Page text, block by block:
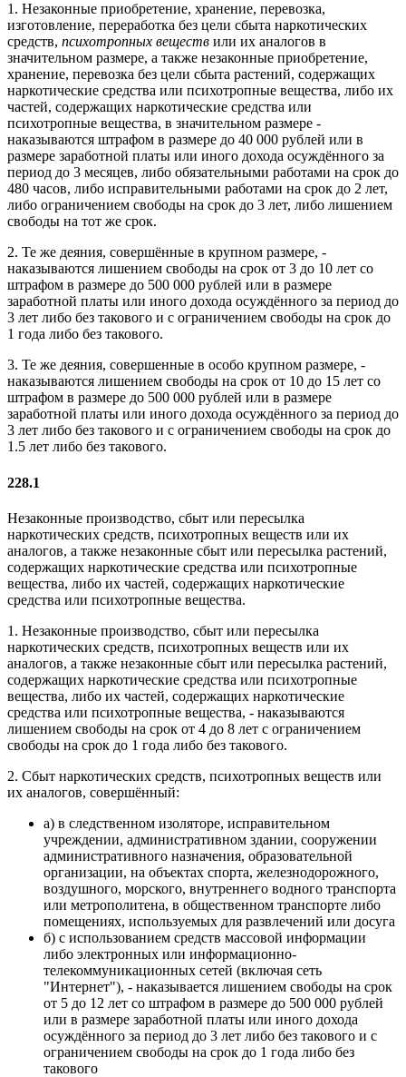
1. Незаконные приобретение, хранение, перевозка,
изготовление, переработка без цели сбыта наркотических
средств, психотропных веществ или их аналогов в
значительном размере, а также незаконные приобретение,
хранение, перевозка без цели сбыта растений, содержащих
наркотические средства или психотропные вещества, либо их
частей, содержащих наркотические средства или
психотропные вещества, в значительном размере -
наказываются штрафом в размере до 40 000 рублей или в
размере заработной платы или иного дохода осуждённого за
период до 3 месяцев, либо обязательными работами на срок до
480 часов, либо исправительными работами на срок до 2 лет,
либо ограничением свободы на срок до 3 лет, либо лишением
свободы на тот же срок.
2. Те же деяния, совершённые в крупном размере, -
наказываются лишением свободы на срок от 3 до 10 лет со
штрафом в размере до 500 000 рублей или в размере
заработной платы или иного дохода осуждённого за период до
3 лет либо без такового и с ограничением свободы на срок до
1 года либо без такового.
3. Те же деяния, совершенные в особо крупном размере, -
наказываются лишением свободы на срок от 10 до 15 лет со
штрафом в размере до 500 000 рублей или в размере
заработной платы или иного дохода осуждённого за период до
3 лет либо без такового и с ограничением свободы на срок до
1.5 лет либо без такового.
228.1
Незаконные производство, сбыт или пересылка
наркотических средств, психотропных веществ или их
аналогов, а также незаконные сбыт или пересылка растений,
содержащих наркотические средства или психотропные
вещества, либо их частей, содержащих наркотические
средства или психотропные вещества.
1. Незаконные производство, сбыт или пересылка
наркотических средств, психотропных веществ или их
аналогов, а также незаконные сбыт или пересылка растений,
содержащих наркотические средства или психотропные
вещества, либо их частей, содержащих наркотические
средства или психотропные вещества, - наказываются
лишением свободы на срок от 4 до 8 лет с ограничением
свободы на срок до 1 года либо без такового.
2. Сбыт наркотических средств, психотропных веществ или
их аналогов, совершённый:
а) в следственном изоляторе, исправительном
учреждении, административном здании, сооружении
административного назначения, образовательной
организации, на объектах спорта, железнодорожного,
воздушного, морского, внутреннего водного транспорта
или метрополитена, в общественном транспорте либо
помещениях, используемых для развлечений или досуга
б) с использованием средств массовой информации
либо электронных или информационно-
телекоммуникационных сетей (включая сеть
"Интернет"), - наказывается лишением свободы на срок
от 5 до 12 лет со штрафом в размере до 500 000 рублей
или в размере заработной платы или иного дохода
осуждённого за период до 3 лет либо без такового и с
ограничением свободы на срок до 1 года либо без
такового